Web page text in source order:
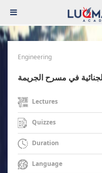
Engineering
الجنائية في مسرح الجريمة
Lectures
Quizzes
Duration
Language